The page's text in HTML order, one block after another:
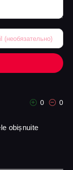
0 0
obișnuite